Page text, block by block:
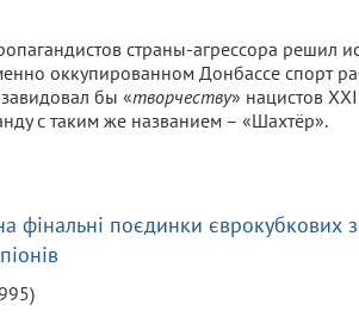
страны-агрессора решил
оккупированном Донбассе спорт
бы «творчеству» нацистов
с таким же названием – «Шахтёр».
фінальні поєдинки єврокубкових